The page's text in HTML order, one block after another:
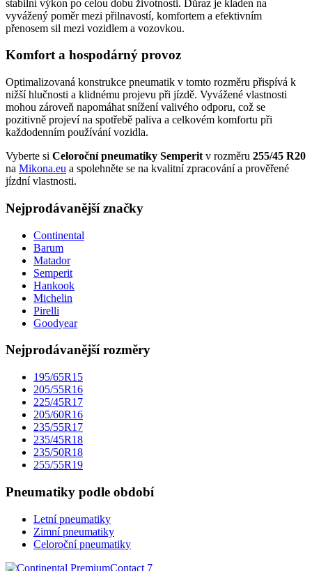
stabilní výkon po celou dobu životnosti. Důraz je kladen na
vyvážený poměr mezi přilnavostí, komfortem a efektivním
přenosem sil mezi vozidlem a vozovkou.
Komfort a hospodárný provoz
Optimalizovaná konstrukce pneumatik v tomto rozměru přispívá k
nižší hlučnosti a klidnému projevu při jízdě. Vyvážené vlastnosti
mohou zároveň napomáhat snížení valivého odporu, což se
pozitivně projeví na spotřebě paliva a celkovém komfortu při
každodenním používání vozidla.
Vyberte si Celoroční pneumatiky Semperit v rozměru 255/45 R20
na Mikona.eu a spolehněte se na kvalitní zpracování a prověřené
jízdní vlastnosti.
Nejprodávanější značky
Continental
Barum
Matador
Semperit
Hankook
Michelin
Pirelli
Goodyear
Nejprodávanější rozměry
195/65R15
205/55R16
225/45R17
205/60R16
235/55R17
235/45R18
235/50R18
255/55R19
Pneumatiky podle období
Letní pneumatiky
Zimní pneumatiky
Celoroční pneumatiky